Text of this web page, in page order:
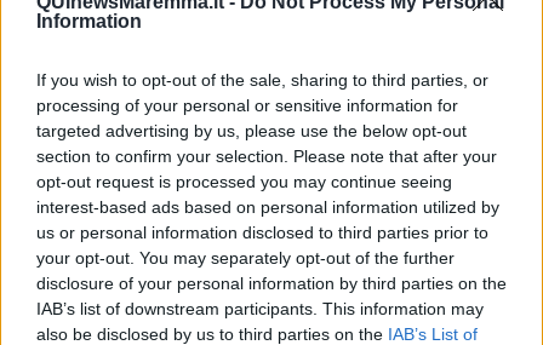
Information
If you wish to opt-out of the sale, sharing to third parties, or
processing of your personal or sensitive information for
targeted advertising by us, please use the below opt-out
section to confirm your selection. Please note that after your
opt-out request is processed you may continue seeing
interest-based ads based on personal information utilized by
us or personal information disclosed to third parties prior to
your opt-out. You may separately opt-out of the further
disclosure of your personal information by third parties on the
IAB’s list of downstream participants. This information may
also be disclosed by us to third parties on the IAB’s List of
Vincenzo Ceccarelli
l'occasione per spiegare ancora una volta le perplessità e le criticità
relative al progetto dell'autostrada Tirrenica sollevate dai Comuni di
Grosseto, Magliano in Toscana, Orbetello, Capalbio, dalla Provincia
di Grosseto e dal Parco della Maremma.
"Abbiamo ricercato un rapporto collaborativo con la Regione
nell''ottica diun sensibile miglioramento del tracciato proposto
da Sat.- ha detto Antonfrancesco Vivarelli Colonna, sindaco e
presidente della Provincia di Grosseto - Tra noi e Ceccarelli
posizioni sono distantima lavoreremo per arrivare a tutte le
soluzioni che per noi sono irrinunciabili in vista della prossima
conferenza dei servizi in programma per il28 febbraio prossimo".